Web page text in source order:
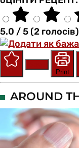
5.0 / 5 (2 голосів)
Print